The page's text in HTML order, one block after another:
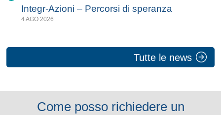
Integr-Azioni – Percorsi di speranza
4 AGO 2026
Tutte le news
Come posso richiedere un